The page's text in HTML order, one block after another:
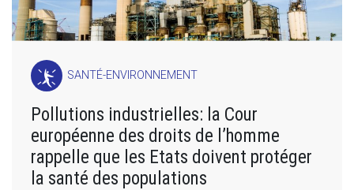
SANTÉ-ENVIRONNEMENT
Pollutions industrielles: la Cour
européenne des droits de l’homme
rappelle que les Etats doivent protéger
la santé des populations